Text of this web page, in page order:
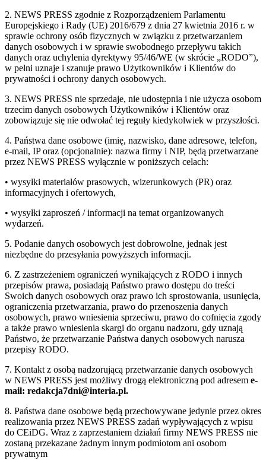
2. NEWS PRESS zgodnie z Rozporządzeniem Parlamentu
Europejskiego i Rady (UE) 2016/679 z dnia 27 kwietnia 2016 r. w
sprawie ochrony osób fizycznych w związku z przetwarzaniem
danych osobowych i w sprawie swobodnego przepływu takich
danych oraz uchylenia dyrektywy 95/46/WE (w skrócie „RODO”),
w pełni uznaje i szanuje prawo Użytkowników i Klientów do
prywatności i ochrony danych osobowych.
3. NEWS PRESS nie sprzedaje, nie udostępnia i nie użycza osobom
trzecim danych osobowych Użytkowników i Klientów oraz
zobowiązuje się nie odwołać tej reguły kiedykolwiek w przyszłości.
4. Państwa dane osobowe (imię, nazwisko, dane adresowe, telefon,
e-mail, IP oraz (opcjonalnie): nazwa firmy i NIP, będą przetwarzane
przez NEWS PRESS wyłącznie w poniższych celach:
• wysyłki materiałów prasowych, wizerunkowych (PR) oraz
informacyjnych i ofertowych,
• wysyłki zaproszeń / informacji na temat organizowanych
wydarzeń.
5. Podanie danych osobowych jest dobrowolne, jednak jest
niezbędne do przesyłania powyższych informacji.
6. Z zastrzeżeniem ograniczeń wynikających z RODO i innych
przepisów prawa, posiadają Państwo prawo dostępu do treści
Swoich danych osobowych oraz prawo ich sprostowania, usunięcia,
ograniczenia przetwarzania, prawo do przenoszenia danych
osobowych, prawo wniesienia sprzeciwu, prawo do cofnięcia zgody
a także prawo wniesienia skargi do organu nadzoru, gdy uznają
Państwo, że przetwarzanie Państwa danych osobowych narusza
przepisy RODO.
7. Kontakt z osobą nadzorującą przetwarzanie danych osobowych
w NEWS PRESS jest możliwy drogą elektroniczną pod adresem e-
mail: redakcja7dni@interia.pl.
8. Państwa dane osobowe będą przechowywane jedynie przez okres
realizowania przez NEWS PRESS zadań wypływających z wpisu
do CEiDG. Wraz z zaprzestaniem działań firmy NEWS PRESS nie
zostaną przekazane żadnym innym podmiotom ani osobom
prywatnym